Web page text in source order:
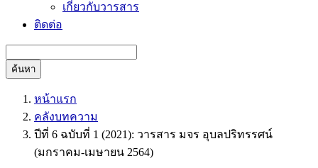
เกี่ยวกับวารสาร
ติดต่อ
ค้นหา
หน้าแรก
คลังบทความ
ปีที่ 6 ฉบับที่ 1 (2021): วารสาร มจร อุบลปริทรรศน์
(มกราคม-เมษายน 2564)